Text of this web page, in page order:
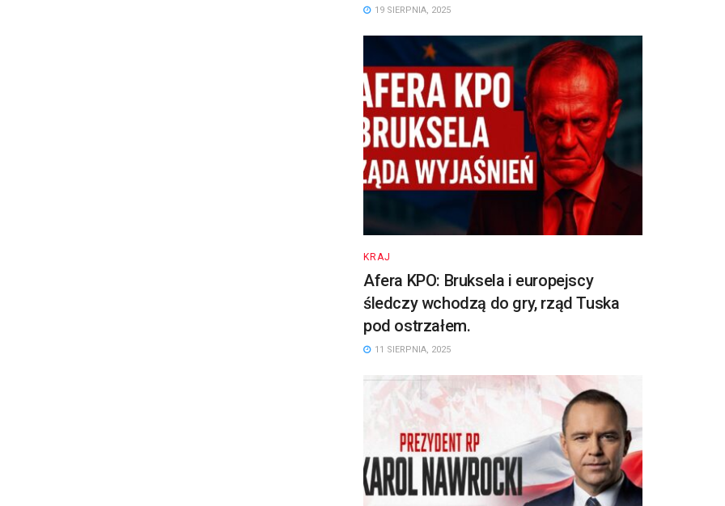
19 SIERPNIA, 2025
KRAJ
Afera KPO: Bruksela i europejscy
śledczy wchodzą do gry, rząd Tuska
pod ostrzałem.
11 SIERPNIA, 2025